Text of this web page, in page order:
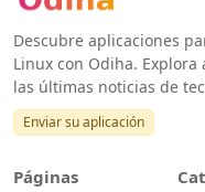
Descubre aplicaciones
Linux con Odiha.
las últimas noticias de
Enviar su aplicación
Páginas